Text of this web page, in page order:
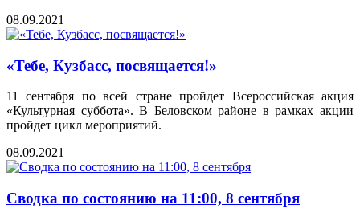
08.09.2021
«Тебе, Кузбасс, посвящается!»
11 сентября по всей стране пройдет Всероссийская акция
«Культурная суббота». В Беловском районе в рамках акции
пройдет цикл мероприятий.
08.09.2021
Сводка по состоянию на 11:00, 8 сентября